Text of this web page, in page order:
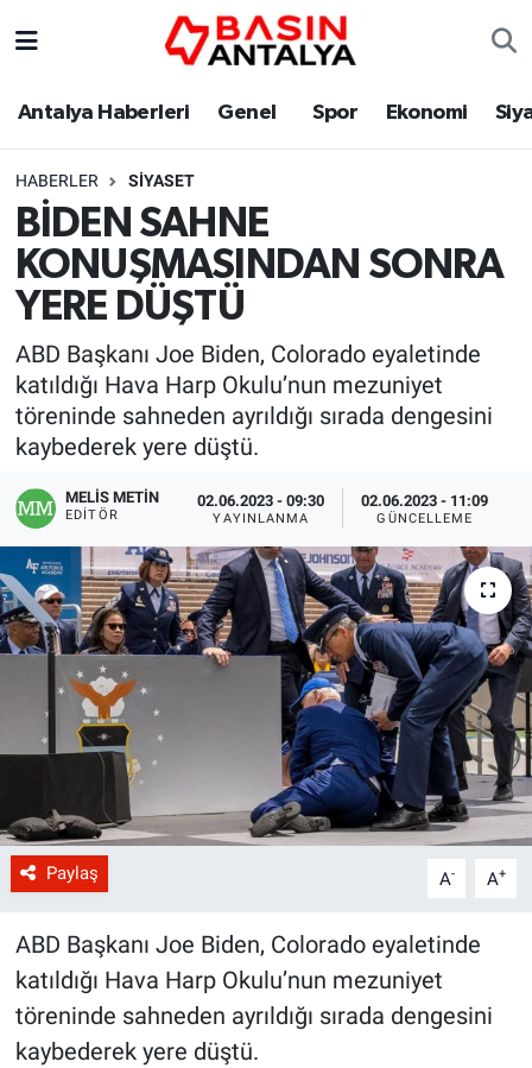
Antalya Haberleri Genel Spor Ekonomi
HABERLER SIYASET
BİDEN SAHNE
KONUŞMASINDAN SONRA
YERE DÜŞTÜ
ABD Başkanı Joe Biden, Colorado eyaletinde
katıldığı Hava Harp Okulu’nun mezuniyet
töreninde sahneden ayrıldığı sırada dengesini
kaybederek yere düştü.
MELİS METİN
EDITÖR
02.06.2023 - 09:30
YAYINLANMA
02.06.2023 - 11:09
GÜNCELLEME
Paylaş A- A+
ABD Başkanı Joe Biden, Colorado eyaletinde
katıldığı Hava Harp Okulu’nun mezuniyet
töreninde sahneden ayrıldığı sırada dengesini
kaybederek yere düştü.